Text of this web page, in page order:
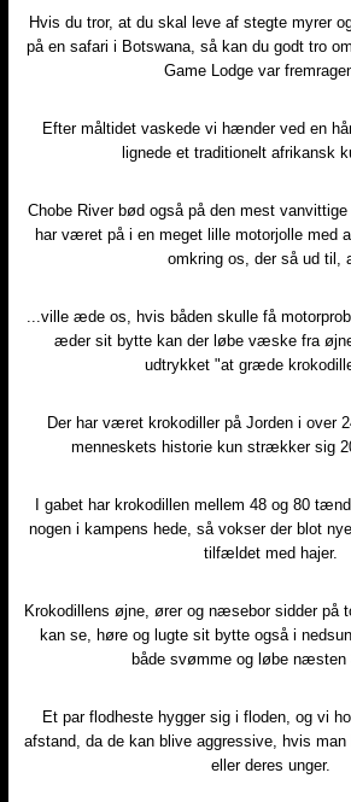
Hvis du tror, at du skal leve af stegte myrer
på en safari i Botswana, så kan du godt tro
Game Lodge var
Efter måltidet vaskede vi hænder ved en
lignede et traditionelt afrikansk
Chobe River bød også på den mest
har været på i en meget lille motorjolle med
omkring os, der så ud til,
...ville æde os, hvis båden skulle få
æder sit bytte kan der løbe væske fra
udtrykket "at græde
Der har været krokodiller på Jorden i over
menneskets historie kun strækker sig
I gabet har krokodillen mellem 48 og 80
nogen i kampens hede, så vokser der blot
tilfældet med hajer.
Krokodillens øjne, ører og næsebor sidder på
kan se, høre og lugte sit bytte også i
både svømme og løbe næsten
Et par flodheste hygger sig i floden, og vi
afstand, da de kan blive aggressive, hvis
eller deres unger.